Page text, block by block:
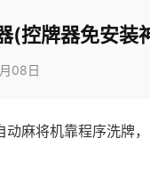
(控牌器免安装
08日
麻将机靠程序洗牌